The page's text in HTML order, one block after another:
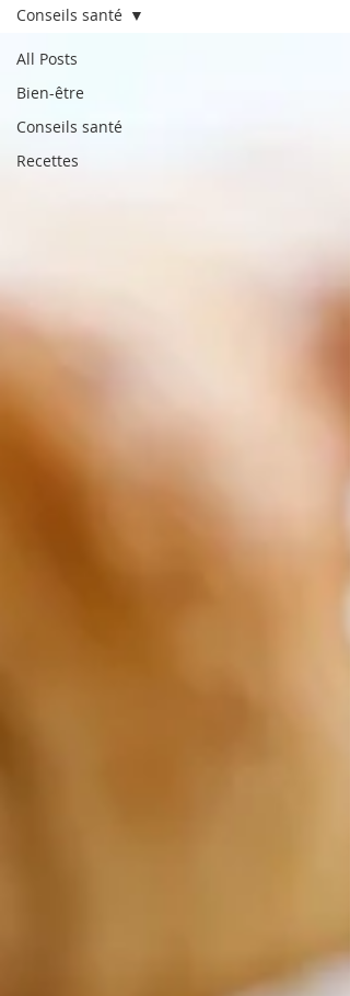
All Posts
Bien-être
Conseils santé
Recettes
Conseils santé